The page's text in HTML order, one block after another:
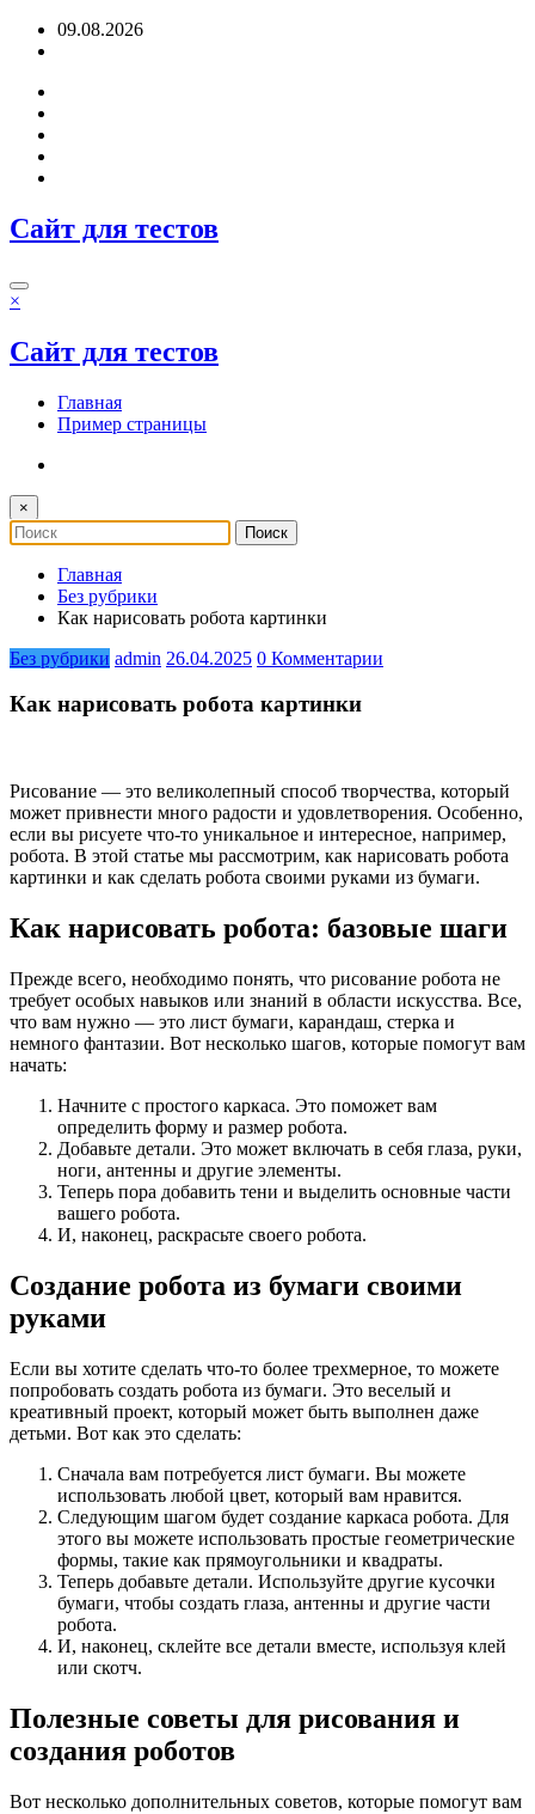
Перейти09.08.2026
Сайт для тестов
×
Сайт для тестов
Главная
Пример страницы
×
Главная
Без рубрики
Как нарисовать робота картинки
Без рубрики admin 26.04.2025 0 Комментарии
Как нарисовать робота картинки
Рисование — это великолепный способ творчества, который
может привнести много радости и удовлетворения. Особенно,
если вы рисуете что-то уникальное и интересное, например,
робота. В этой статье мы рассмотрим, как нарисовать робота
картинки и как сделать робота своими руками из бумаги.
Как нарисовать робота: базовые шаги
Прежде всего, необходимо понять, что рисование робота не
требует особых навыков или знаний в области искусства. Все,
что вам нужно — это лист бумаги, карандаш, стерка и
немного фантазии. Вот несколько шагов, которые помогут вам
начать:
Начните с простого каркаса. Это поможет вам
определить форму и размер робота.
Добавьте детали. Это может включать в себя глаза, руки,
ноги, антенны и другие элементы.
Теперь пора добавить тени и выделить основные части
вашего робота.
И, наконец, раскрасьте своего робота.
Создание робота из бумаги своими
руками
Если вы хотите сделать что-то более трехмерное, то можете
попробовать создать робота из бумаги. Это веселый и
креативный проект, который может быть выполнен даже
детьми. Вот как это сделать:
Сначала вам потребуется лист бумаги. Вы можете
использовать любой цвет, который вам нравится.
Следующим шагом будет создание каркаса робота. Для
этого вы можете использовать простые геометрические
формы, такие как прямоугольники и квадраты.
Теперь добавьте детали. Используйте другие кусочки
бумаги, чтобы создать глаза, антенны и другие части
робота.
И, наконец, склейте все детали вместе, используя клей
или скотч.
Полезные советы для рисования и
создания роботов
Вот несколько дополнительных советов, которые помогут вам